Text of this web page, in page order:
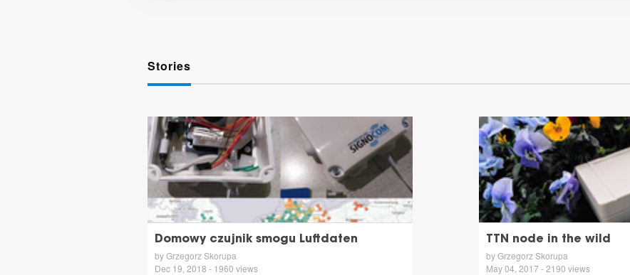
Stories
Domowy czujnik smogu Luftdaten
by Grzegorz Skorupa
Dec 19, 2018 - 1960 views
TTN node in the wild
by Grzegorz Skorupa
May 04, 2017 - 2190 views